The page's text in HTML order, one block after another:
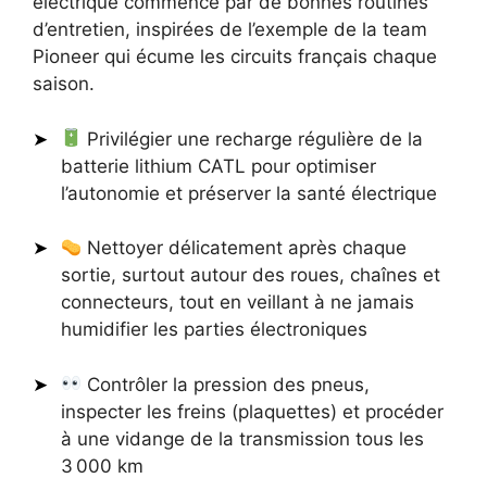
d’entretien, inspirées de l’exemple de la team
Pioneer qui écume les circuits français chaque
saison.
Privilégier une recharge régulière de la
batterie lithium CATL pour optimiser
l’autonomie et préserver la santé électrique
Nettoyer délicatement après chaque
sortie, surtout autour des roues, chaînes et
connecteurs, tout en veillant à ne jamais
humidifier les parties électroniques
Contrôler la pression des pneus,
inspecter les freins (plaquettes) et procéder
à une vidange de la transmission tous les
3 000 km